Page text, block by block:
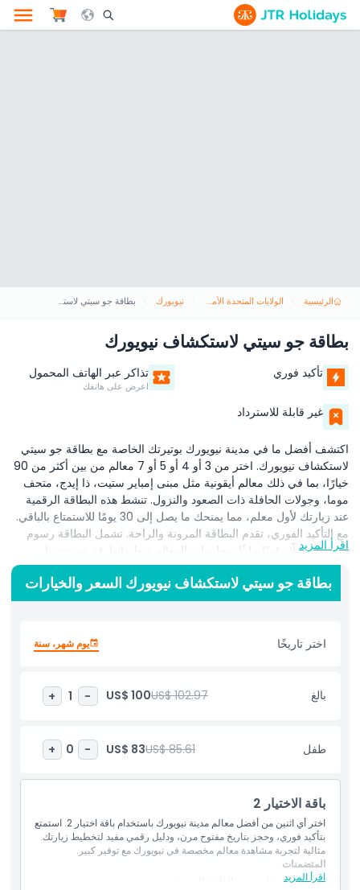
Search Opener Icon
الرئيسية الولايات المتحدة الأمريكية نيويورك بطاقة جو سيتي لاستكشاف نيويورك
بطاقة جو سيتي لاستكشاف نيويورك
تأكيد فوري تذاكر عبر الهاتف المحمول
اعرض على هاتفك
غير قابلة للاسترداد
اكتشف أفضل ما في مدينة نيويورك بوتيرتك الخاصة مع بطاقة جو سيتي
لاستكشاف نيويورك. اختر من 3 أو 4 أو 5 أو 7 معالم من بين أكثر من 90
خيارًا، بما في ذلك معالم أيقونية مثل مبنى إمباير ستيت، ذا إيدج، متحف
موما، وجولات الحافلة ذات الصعود والنزول. تنشط هذه البطاقة الرقمية
عند زيارتك لأول معلم، مما يمنحك ما يصل إلى 30 يومًا للاستمتاع بالباقي.
مع التأكيد الفوري، تقدم البطاقة المرونة والراحة. تشمل البطاقة رسوم
الدخول ودليلًا رقميًا مليئًا بمعلومات المعالم وتعليماتها. قد يتم تحصيل
رسوم منفصلة للأطفال الذين تتراوح أعمارهم بين 0 2 في بعض الأماكن،
ويُطبق على من هم 13+ أسعار البالغين. القسيمة صالحة لمدة 365 يومًا
ويمكن استخدامها في أي وقت خلال هذه الفترة. صقل جدولك في نيويورك
وتمكنك من رؤية تجارب المدينة التي لا بد من مشاهدتها دون عناء. يرجى
ملاحظة أن بعض المعالم قد تتطلب حجوزات مسبقة وقد تؤثر الإغلاقات
سياسة الأطفال والبالغين
الاستثناءات
اقرأ المزيد
بطاقة جو سيتي لاستكشاف نيويورك السعر والخيارات
اختر تاريخًا يوم شهر، سنة
بالغ US$ 102.97
US$ 100
-
1
+
طفل US$ 85.61
US$ 83
-
0
+
باقة الاختيار 2
اختر أي اثنين من أفضل معالم مدينة نيويورك باستخدام باقة اختيار 2. استمتع
بتأكيد فوري، وحجز بتاريخ مفتوح مرن، ودليل رقمي مفيد لتخطيط زيارتك.
مثالية لتجربة مشاهدة معالم مخصصة في نيويورك مع توفير كبير.
اقرأ المزيد
المتضمنات
الدخول إلى معلمين من القائمة الرسمية